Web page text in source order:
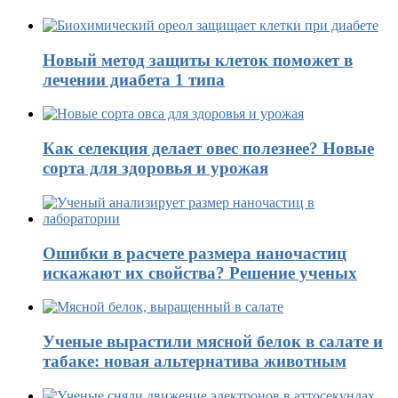
Новый метод защиты клеток поможет в
лечении диабета 1 типа
Как селекция делает овес полезнее? Новые
сорта для здоровья и урожая
Ошибки в расчете размера наночастиц
искажают их свойства? Решение ученых
Ученые вырастили мясной белок в салате и
табаке: новая альтернатива животным